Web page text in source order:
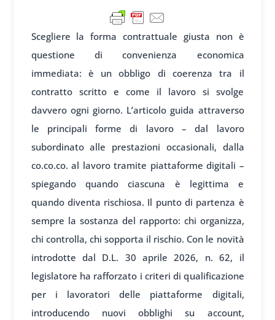
Scegliere la forma contrattuale giusta non è
questione di convenienza economica
immediata: è un obbligo di coerenza tra il
contratto scritto e come il lavoro si svolge
davvero ogni giorno. L’articolo guida attraverso
le principali forme di lavoro – dal lavoro
subordinato alle prestazioni occasionali, dalla
co.co.co. al lavoro tramite piattaforme digitali –
spiegando quando ciascuna è legittima e
quando diventa rischiosa. Il punto di partenza è
sempre la sostanza del rapporto: chi organizza,
chi controlla, chi sopporta il rischio. Con le novità
introdotte dal D.L. 30 aprile 2026, n. 62, il
legislatore ha rafforzato i criteri di qualificazione
per i lavoratori delle piattaforme digitali,
introducendo nuovi obblighi su account,